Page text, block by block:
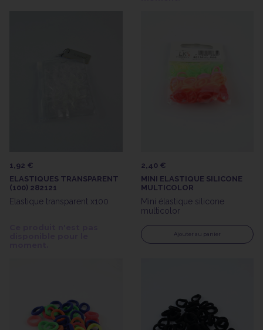
1,92 €
ELASTIQUES TRANSPARENT
(100) 282121
Élastique transparent x100
2,40 €
MINI ELASTIQUE SILICONE
MULTICOLOR
Mini élastique silicone
multicolor
Ajouter au panier